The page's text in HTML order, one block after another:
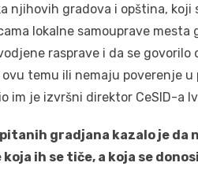
njihovih gradova i opština,
lokalne samouprave mesta
rasprave i da se
ovu temu ili nemaju poverenje
im je izvršni direktor CeSID-a
gradjana kazalo je da
ih se tiče, a koja se